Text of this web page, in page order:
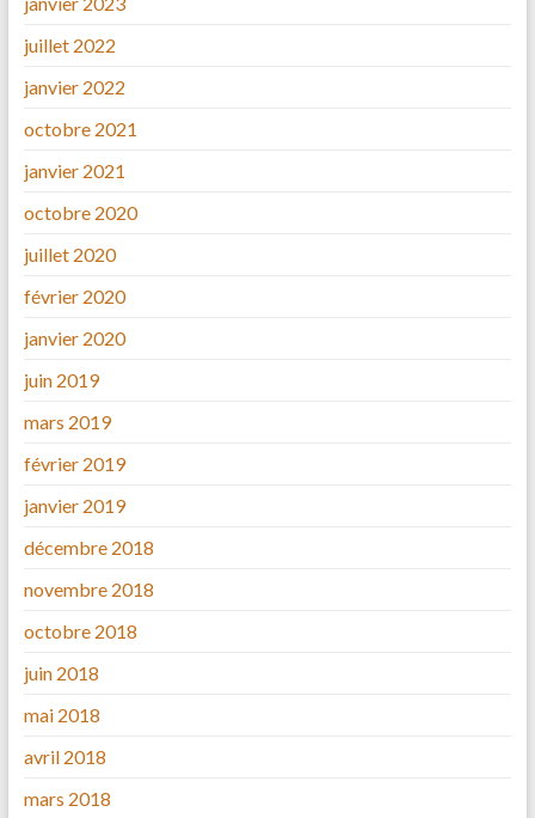
juillet 2022
janvier 2022
octobre 2021
janvier 2021
octobre 2020
juillet 2020
février 2020
janvier 2020
juin 2019
mars 2019
février 2019
janvier 2019
décembre 2018
novembre 2018
octobre 2018
juin 2018
mai 2018
avril 2018
mars 2018